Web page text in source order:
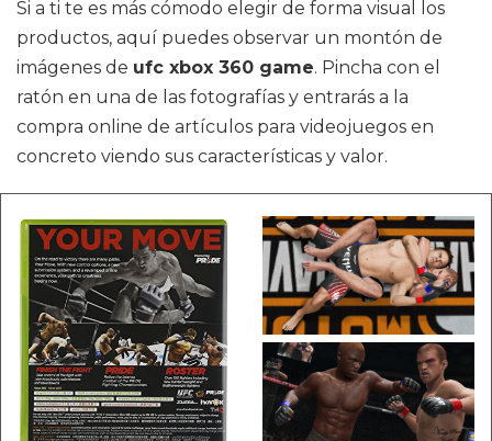
Si a ti te es más cómodo elegir de forma visual los
productos, aquí puedes observar un montón de
imágenes de ufc xbox 360 game. Pincha con el
ratón en una de las fotografías y entrarás a la
compra online de artículos para videojuegos en
concreto viendo sus características y valor.